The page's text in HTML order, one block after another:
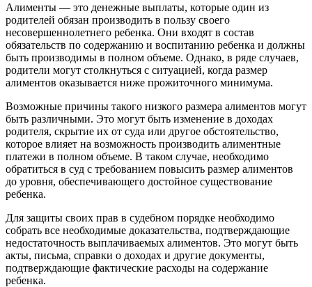
Алименты — это денежные выплаты, которые один из
родителей обязан производить в пользу своего
несовершеннолетнего ребенка. Они входят в состав
обязательств по содержанию и воспитанию ребенка и должны
быть производимы в полном объеме. Однако, в ряде случаев,
родители могут столкнуться с ситуацией, когда размер
алиментов оказывается ниже прожиточного минимума.
Возможные причины такого низкого размера алиментов могут
быть различными. Это могут быть изменение в доходах
родителя, скрытие их от суда или другое обстоятельство,
которое влияет на возможность производить алиментные
платежи в полном объеме. В таком случае, необходимо
обратиться в суд с требованием повысить размер алиментов
до уровня, обеспечивающего достойное существование
ребенка.
Для защиты своих прав в судебном порядке необходимо
собрать все необходимые доказательства, подтверждающие
недостаточность выплачиваемых алиментов. Это могут быть
акты, письма, справки о доходах и другие документы,
подтверждающие фактические расходы на содержание
ребенка.